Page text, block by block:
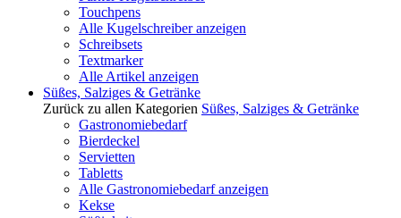
Touchpens
Alle Kugelschreiber anzeigen
Schreibsets
Textmarker
Alle Artikel anzeigen
Süßes, Salziges & Getränke
Zurück zu allen Kategorien Süßes, Salziges & Getränke
Gastronomiebedarf
Bierdeckel
Servietten
Tabletts
Alle Gastronomiebedarf anzeigen
Kekse